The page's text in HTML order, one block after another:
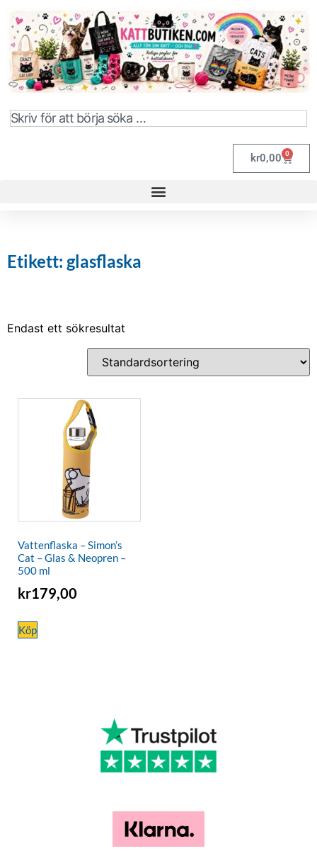
kr0,00 0
Etikett: glasflaska
Endast ett sökresultat
Vattenflaska – Simon’s
Cat – Glas & Neopren –
500 ml
kr179,00
Köp